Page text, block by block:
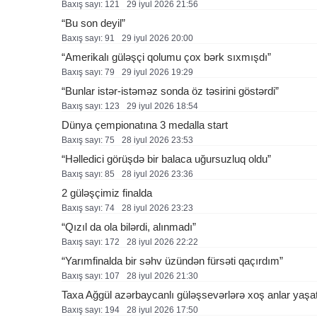
Baxış sayı: 121 29 i̇yul 2026 21:56
“Bu son deyil”
Baxış sayı: 91 29 i̇yul 2026 20:00
“Amerikalı güləşçi qolumu çox bərk sıxmışdı”
Baxış sayı: 79 29 i̇yul 2026 19:29
“Bunlar istər-istəməz sonda öz təsirini göstərdi”
Baxış sayı: 123 29 i̇yul 2026 18:54
Dünya çempionatına 3 medalla start
Baxış sayı: 75 28 i̇yul 2026 23:53
“Həlledici görüşdə bir balaca uğursuzluq oldu”
Baxış sayı: 85 28 i̇yul 2026 23:36
2 güləşçimiz finalda
Baxış sayı: 74 28 i̇yul 2026 23:23
“Qızıl da ola bilərdi, alınmadı”
Baxış sayı: 172 28 i̇yul 2026 22:22
“Yarımfinalda bir səhv üzündən fürsəti qaçırdım”
Baxış sayı: 107 28 i̇yul 2026 21:30
Taxa Ağgül azərbaycanlı güləşsevərlərə xoş anlar
Baxış sayı: 194 28 i̇yul 2026 17:50